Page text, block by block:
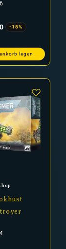
-18%
legen